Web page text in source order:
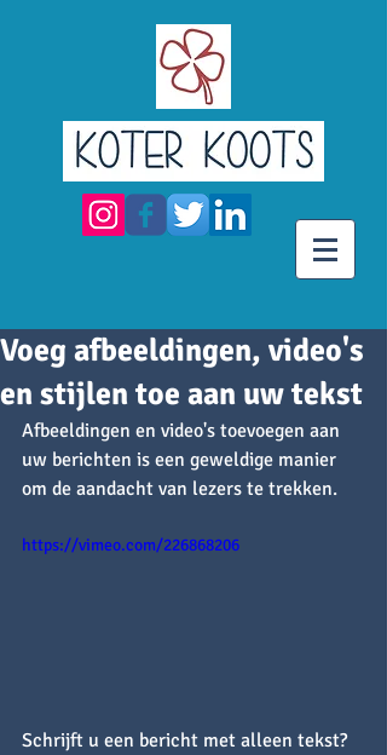
Voeg afbeeldingen, video's
en stijlen toe aan uw tekst
Afbeeldingen en video's toevoegen aan
uw berichten is een geweldige manier
om de aandacht van lezers te trekken.
https://vimeo.com/226868206
Schrijft u een bericht met alleen tekst?